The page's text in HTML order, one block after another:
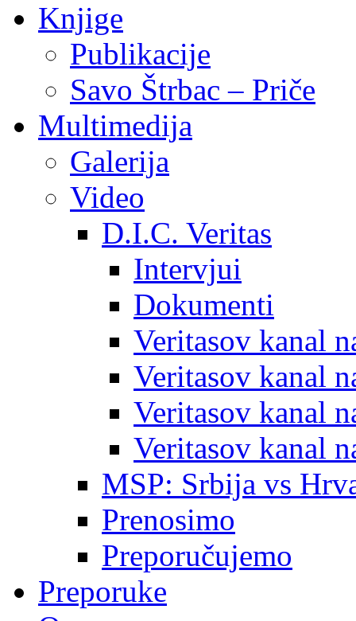
Knjige
Publikacije
Savo Štrbac – Priče
Multimedija
Galerija
Video
D.I.C. Veritas
Intervjui
Dokumenti
Veritasov kanal
Veritasov kanal
Veritasov kanal
Veritasov kanal
MSP: Srbija vs
Prenosimo
Preporučujemo
Preporuke